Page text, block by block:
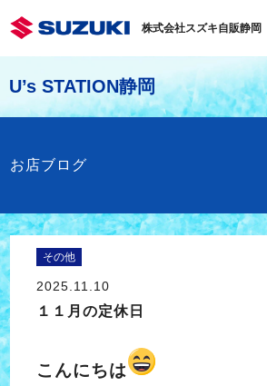
株式会社スズキ自販静岡
U’s STATION静岡
お店ブログ
その他
2025.11.10
１１月の定休日
こんにちは